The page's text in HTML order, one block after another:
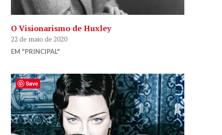
O Visionarismo de Huxley
22 de maio de 2020
EM "PRINCIPAL"
Save